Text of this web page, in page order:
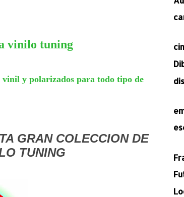
vinilo tuning
vinil y polarizados para todo tipo de
GRAN COLECCION DE
TUNING